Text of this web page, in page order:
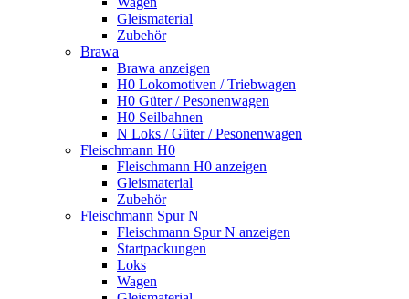
Gleismaterial
Zubehör
Brawa
Brawa anzeigen
H0 Lokomotiven / Triebwagen
H0 Güter / Pesonenwagen
H0 Seilbahnen
N Loks / Güter / Pesonenwagen
Fleischmann H0
Fleischmann H0 anzeigen
Gleismaterial
Zubehör
Fleischmann Spur N
Fleischmann Spur N anzeigen
Startpackungen
Loks
Wagen